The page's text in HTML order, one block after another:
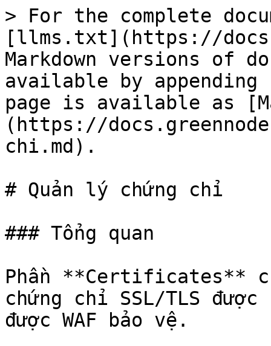
> For the complete
[llms.txt](https://
Markdown versions of
available by
page is available as
(https://
chi.md).
# Quản lý chứng chỉ
### Tổng quan
Phần **Certificates**
chứng chỉ SSL/TLS
được WAF bảo vệ.